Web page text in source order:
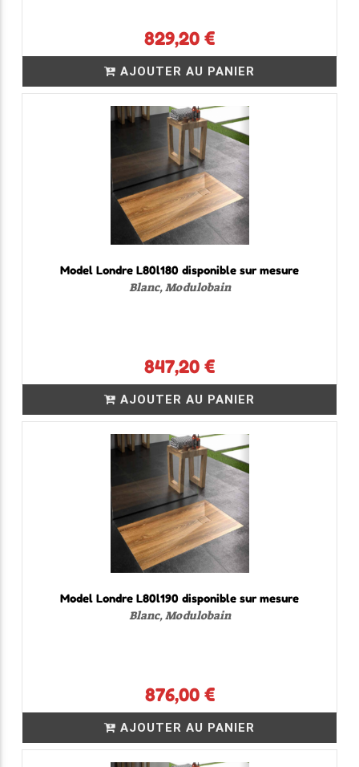
829,20 €
AJOUTER AU PANIER
Model Londre L80l180 disponible sur mesure
Blanc, Modulobain
847,20 €
AJOUTER AU PANIER
Model Londre L80l190 disponible sur mesure
Blanc, Modulobain
876,00 €
AJOUTER AU PANIER